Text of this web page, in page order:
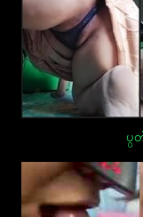
ပွ